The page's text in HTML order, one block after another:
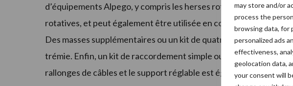
may store and/or
process the
browsing data, for
personalized ads
effectiveness,
geolocation data,
your consent will
d’équipements Alpego, y compris les herses rotatives, les
rotatives, et peut également être utilisée en combinaison avec
Des masses supplémentaires ou un kit de quatre roues
trémie. Enfin, un kit de raccordement simple ou double avant/
rallonges de câbles et le support réglable est également